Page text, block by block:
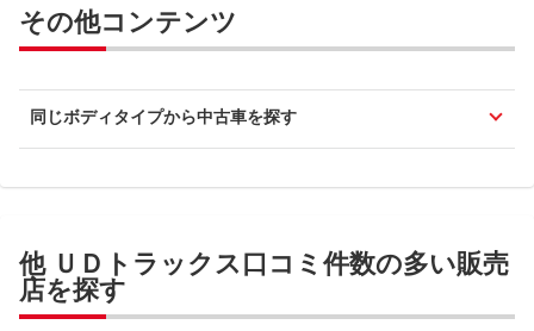
その他コンテンツ
同じボディタイプから中古車を探す
他 ＵＤトラックス口コミ件数の多い販売
店を探す